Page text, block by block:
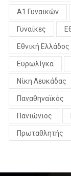
Α1 Γυναικών
Γυναίκες
Εθνική Ελλάδος
Ευρωλίγκα
Νίκη Λευκάδας
Παναθηναϊκός
Πανιώνιος
Πρωταθλητής